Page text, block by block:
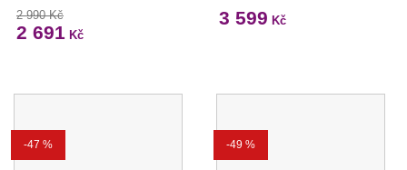
2 990 Kč
2 691 Kč
3 599 Kč
-47 % -49 %